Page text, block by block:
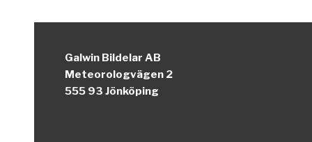
Galwin Bildelar AB
Meteorologvägen 2
555 93 Jönköping